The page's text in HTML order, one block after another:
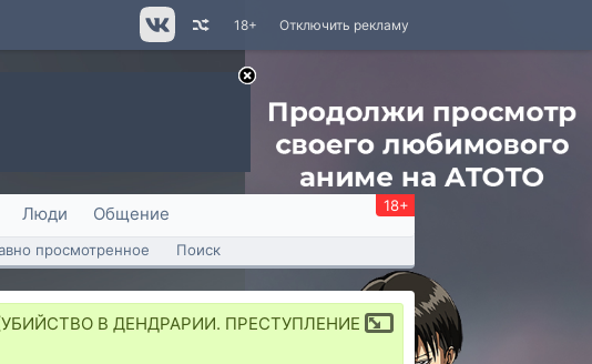
Отключить рекламу
18+
Люди Общение 18+
просмотренное Поиск
(УБИЙСТВО В ДЕНДРАРИИ. ПРЕСТУПЛЕНИЕ